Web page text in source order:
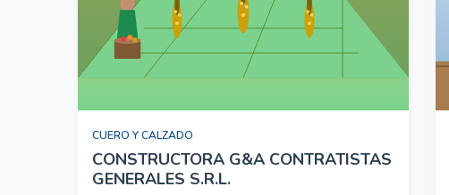
CUERO Y CALZADO
CONSTRUCTORA G&A CONTRATISTAS
GENERALES S.R.L.